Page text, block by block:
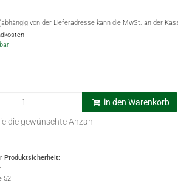
von der Lieferadresse kann die MwSt. an der
in den Warenkorb
die gewünschte Anzahl
Produktsicherheit:
52